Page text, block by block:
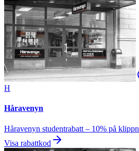
H
Håravenyn
Håravenyn studentrabatt – 10% på
Visa rabattkod